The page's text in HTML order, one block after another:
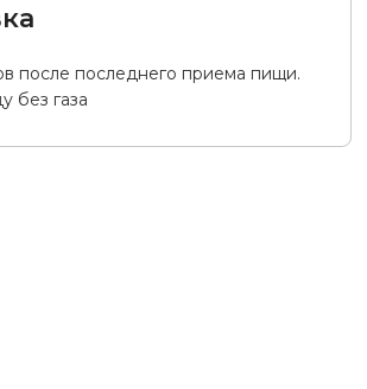
после последнего приема пищи.
без газа